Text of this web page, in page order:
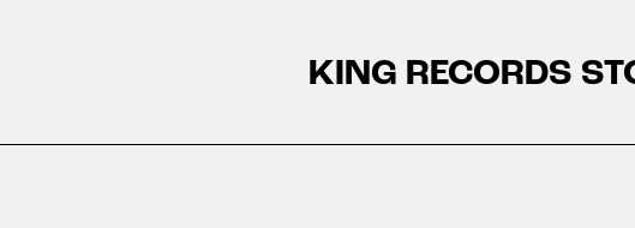
KING RECORDS